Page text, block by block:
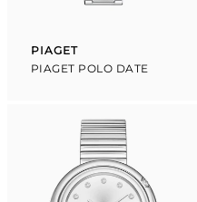
Proveedor:
PIAGET
PIAGET POLO DATE